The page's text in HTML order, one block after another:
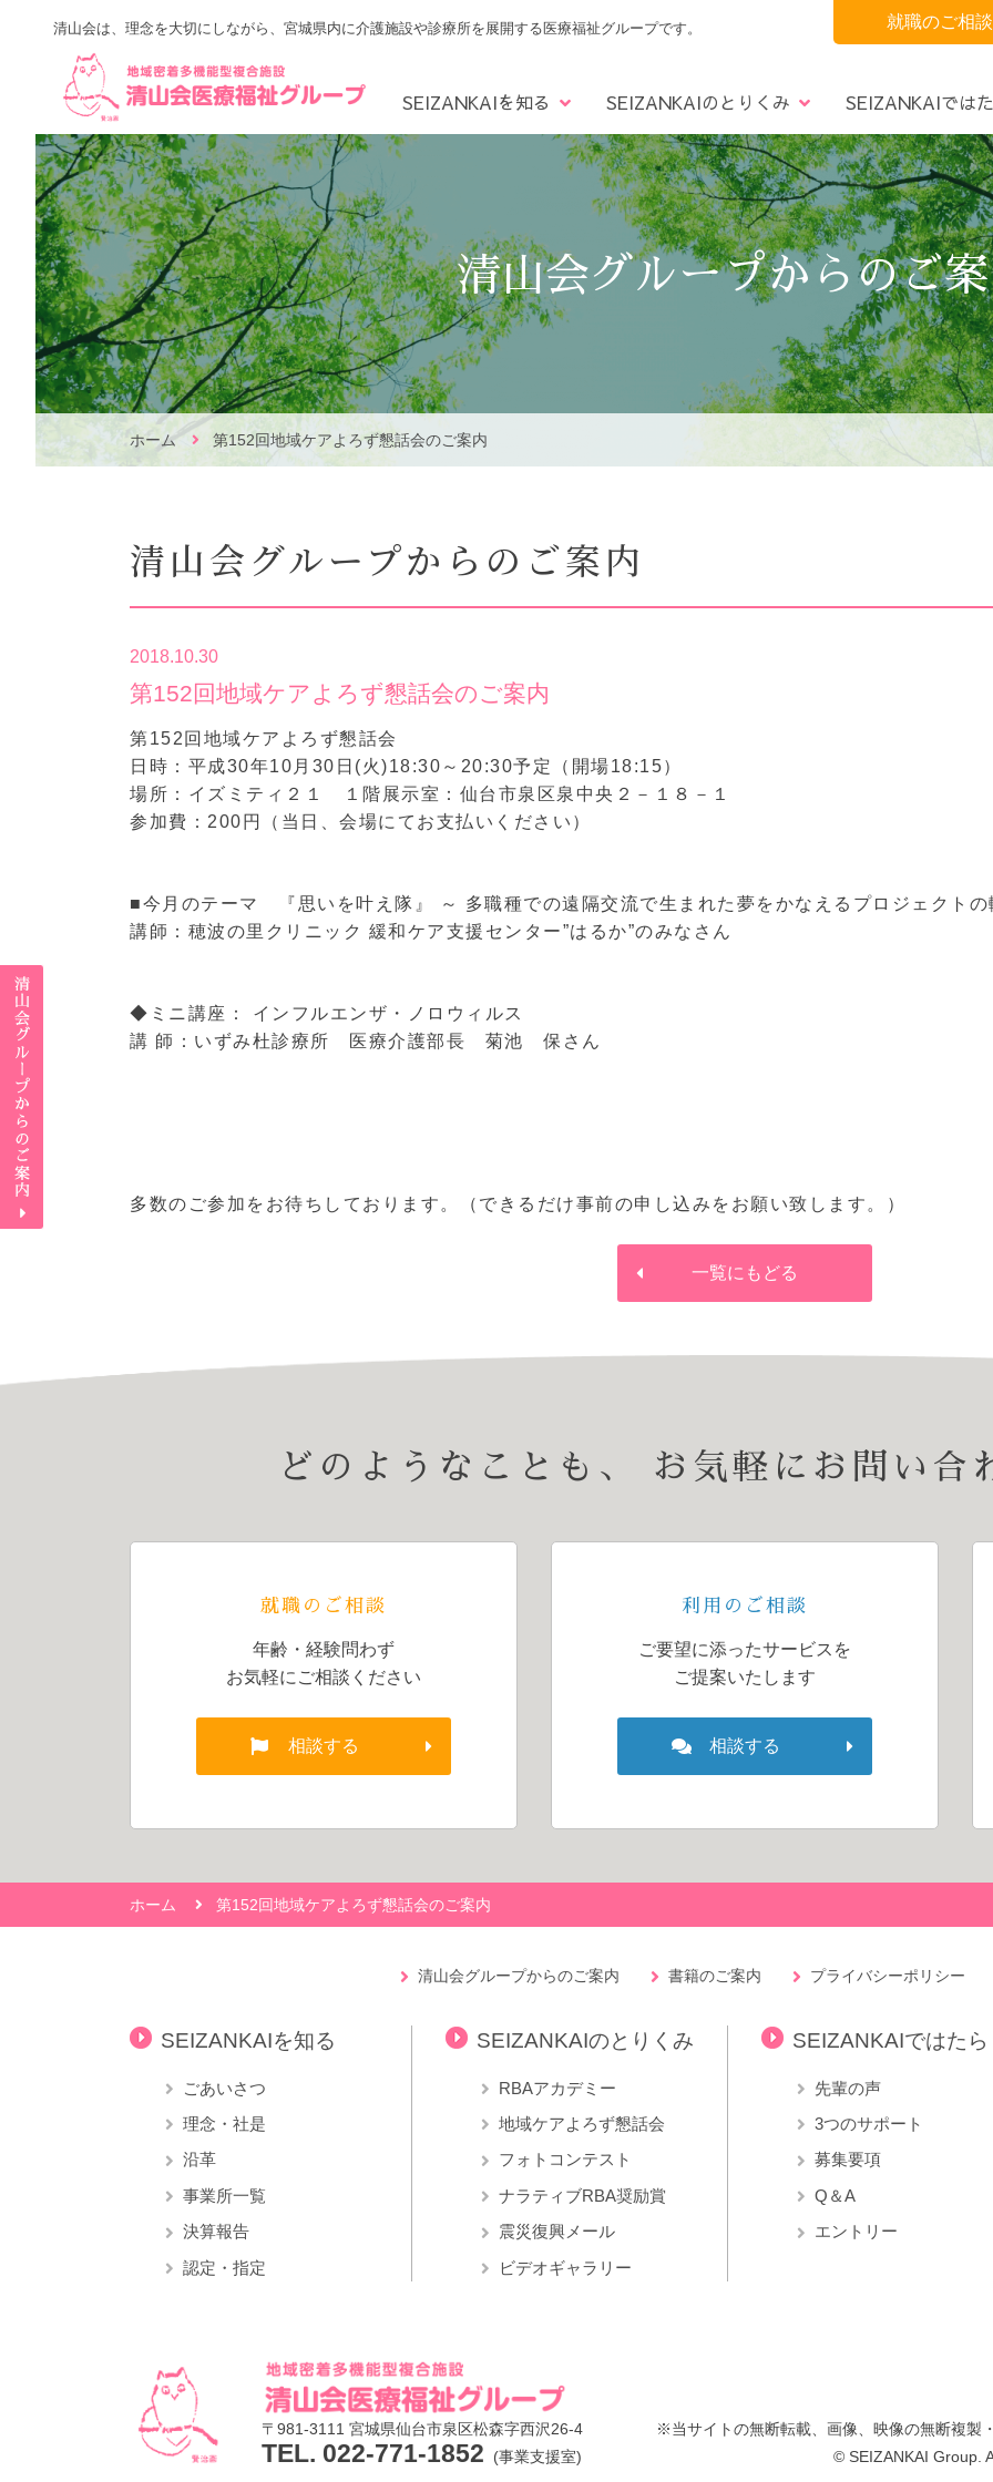
就職のご相談
清山会は、理念を大切にしながら、宮城県内に介護施設や診療所を展開する医療福祉グループです。
SEIZANKAIを知る
ごあいさつ 理念・社是 沿革 事業所一覧 決算報
SEIZANKAIのとりくみ
RBAアカデミー 地域ケアよろず懇話会 フォトコンテスト ナラティブRBA奨励賞
SEIZANKAIでは
3つのサポート 募集要項 Q＆A
青葉区 太白区 宮城野区 仙南エリア
清山会グループからのご
ホーム 第152回地域ケアよろず懇話会のご案内
清山会グループからのご案内
2018.10.30
第152回地域ケアよろず懇話会のご案内
第152回地域ケアよろず懇話会
日時：平成30年10月30日(火)18:30～20:30予定（開場18:15）
場所：イズミティ２１ １階展示室：仙台市泉区泉中央２－１８－１
参加費：200円（当日、会場にてお支払いください）
■今月のテーマ 『思いを叶え隊』 ～ 多職種での遠隔交流で生まれた夢をかなえるプロジェクト
講師：穂波の里クリニック 緩和ケア支援センター”はるか”のみなさん
◆ミニ講座： インフルエンザ・ノロウィルス
講 師：いずみ杜診療所 医療介護部長 菊池 保さん
多数のご参加をお待ちしております。（できるだけ事前の申し込みをお願い致します。）
一覧にもどる
どのようなことも、 お気軽にお問い合
就職のご相談
年齢・経験問わず
お気軽にご相談ください
相談する
利用のご相談
ご要望に添ったサービスを
ご提案いたします
相談する
ホーム 第152回地域ケアよろず懇話会のご案内
清山会グループからのご案内 書籍のご案内 プライバシーポリシー
SEIZANKAIを知る
ごあいさつ
理念・社是
沿革
事業所一覧
決算報告
認定・指定
SEIZANKAIのとりくみ
RBAアカデミー
地域ケアよろず懇話会
フォトコンテスト
ナラティブRBA奨励賞
震災復興メール
ビデオギャラリー
SEIZANKAIではたら
先輩の声
3つのサポート
募集要項
Q＆A
エントリー
〒981-3111 宮城県仙台市泉区松森字西沢26-4
TEL. 022-771-1852 (事業支援室)
※当サイトの無断転載、画像、映像の無断複製
© SEIZANKAI Group.